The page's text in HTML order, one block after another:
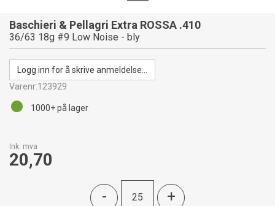
Baschieri & Pellagri Extra ROSSA .410
36/63 18g #9 Low Noise - bly
Logg inn for å skrive anmeldelse...
Varenr:123929
Ink. mva
20,70
- +
1000+på lager